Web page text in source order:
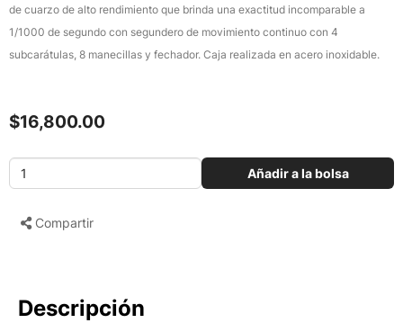
de cuarzo de alto rendimiento que brinda una exactitud incomparable a
1/1000 de segundo con segundero de movimiento continuo con 4
subcarátulas, 8 manecillas y fechador. Caja realizada en acero inoxidable.
$16,800.00
Añadir a la bolsa
Compartir
Descripción